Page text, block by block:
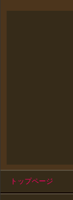
トップページ